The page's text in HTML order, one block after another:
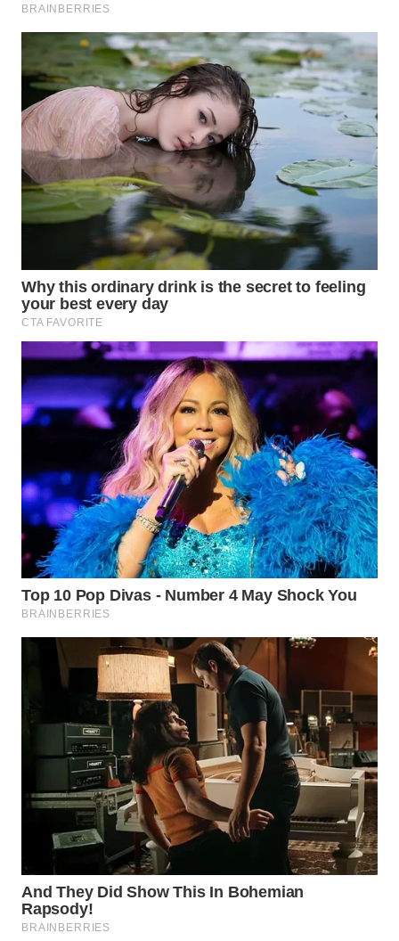
KALTARA
WN
KALSEL
WN
KALTIM
WN
WN
GORONTALO
WN
WN
MALUKU
WN
MALUT
WN
DAIRI
WN
TOBA
WN
LANGKAT
WN
TAPANULI
SELATAN
WN
TANJUNG